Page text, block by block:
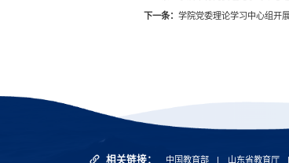
下一条： 学院党委理论学习中心组开
相关链接： 中国教育部 | 山东省教育厅 |